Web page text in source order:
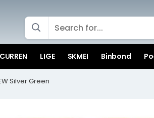
CURREN LIGE SKMEI Binbond
Silver Green